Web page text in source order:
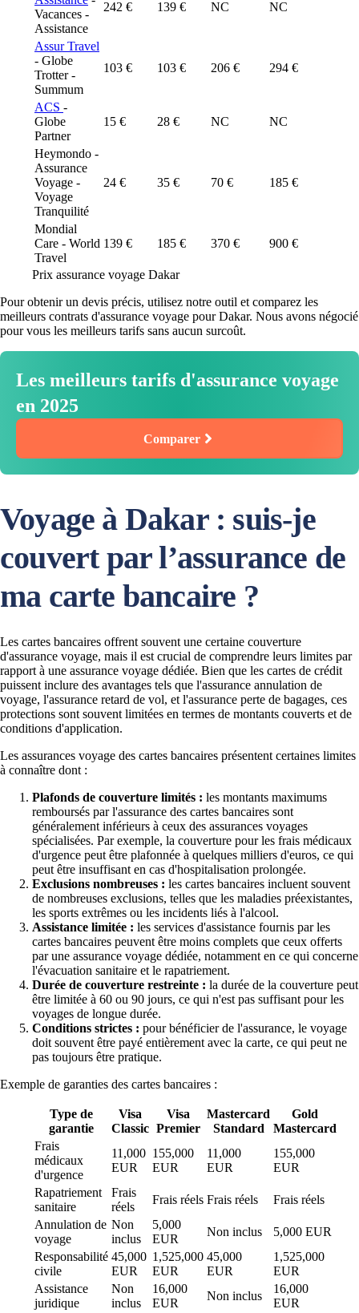
Vacances -
Assistance
242 € 139 € NC NC
Assur Travel
- Globe
Trotter -
Summum
103 € 103 € 206 € 294 €
ACS -
Globe
Partner
15 € 28 € NC NC
Heymondo -
Assurance
Voyage -
Voyage
Tranquilité
24 € 35 € 70 € 185 €
Mondial
Care - World
Travel
139 € 185 € 370 € 900 €
Prix assurance voyage Dakar
Pour obtenir un devis précis, utilisez notre outil et comparez les
meilleurs contrats d'assurance voyage pour Dakar. Nous avons négocié
pour vous les meilleurs tarifs sans aucun surcoût.
Les meilleurs tarifs d'assurance voyage
en 2025
Comparer
Voyage à Dakar : suis-je
couvert par l’assurance de
ma carte bancaire ?
Les cartes bancaires offrent souvent une certaine couverture
d'assurance voyage, mais il est crucial de comprendre leurs limites par
rapport à une assurance voyage dédiée. Bien que les cartes de crédit
puissent inclure des avantages tels que l'assurance annulation de
voyage, l'assurance retard de vol, et l'assurance perte de bagages, ces
protections sont souvent limitées en termes de montants couverts et de
conditions d'application.
Les assurances voyage des cartes bancaires présentent certaines limites
à connaître dont :
Plafonds de couverture limités : les montants maximums
remboursés par l'assurance des cartes bancaires sont
généralement inférieurs à ceux des assurances voyages
spécialisées. Par exemple, la couverture pour les frais médicaux
d'urgence peut être plafonnée à quelques milliers d'euros, ce qui
peut être insuffisant en cas d'hospitalisation prolongée.
Exclusions nombreuses : les cartes bancaires incluent souvent
de nombreuses exclusions, telles que les maladies préexistantes,
les sports extrêmes ou les incidents liés à l'alcool.
Assistance limitée : les services d'assistance fournis par les
cartes bancaires peuvent être moins complets que ceux offerts
par une assurance voyage dédiée, notamment en ce qui concerne
l'évacuation sanitaire et le rapatriement.
Durée de couverture restreinte : la durée de la couverture peut
être limitée à 60 ou 90 jours, ce qui n'est pas suffisant pour les
voyages de longue durée.
Conditions strictes : pour bénéficier de l'assurance, le voyage
doit souvent être payé entièrement avec la carte, ce qui peut ne
pas toujours être pratique.
Exemple de garanties des cartes bancaires :
Type de
garantie
Visa
Classic
Visa
Premier
Mastercard
Standard
Gold
Mastercard
Frais
médicaux
d'urgence
11,000
EUR
155,000
EUR
11,000
EUR
155,000
EUR
Rapatriement
sanitaire
Frais
réels
Frais réels Frais réels
Frais réels
Annulation de
voyage
Non
inclus
5,000
EUR
Non inclus
5,000 EUR
Responsabilité
civile
45,000
EUR
1,525,000
EUR
45,000
EUR
1,525,000
EUR
Assistance
juridique
Non
inclus
16,000
EUR
Non inclus
16,000
EUR